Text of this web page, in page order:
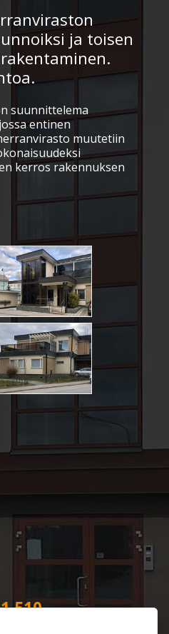
ja toisen
suunnittelema
entinen
muutetiin
kerros rakennuksen
510